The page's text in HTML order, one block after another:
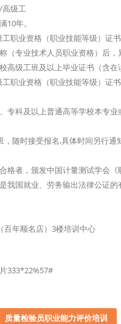
高级工
10年。
职业资格（职业技能等级）证
（专业技术人员职业资格）后
高级工班及以上毕业证书（含在
工职业资格（职业技能等级）
专科及以上普通高等学校本专
随时接受报名,具体时间另行通
格者，颁发中国计量测试学会
我国就业、劳务输出法律公证
百年顺名店）3楼培训中心
333*22%57#
质量检验员职业能力评价培训